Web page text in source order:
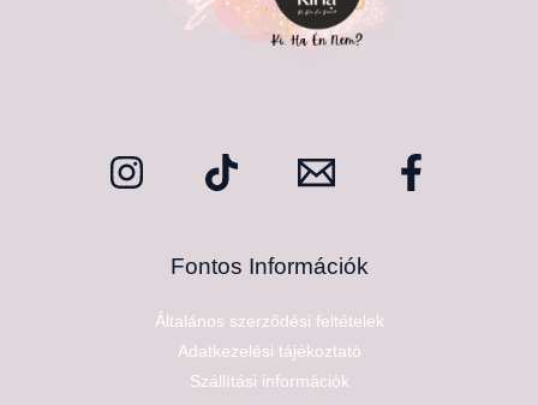
Fontos Információk
Általános szerződési feltételek
Adatkezelési tájékoztató
Szállítási információk